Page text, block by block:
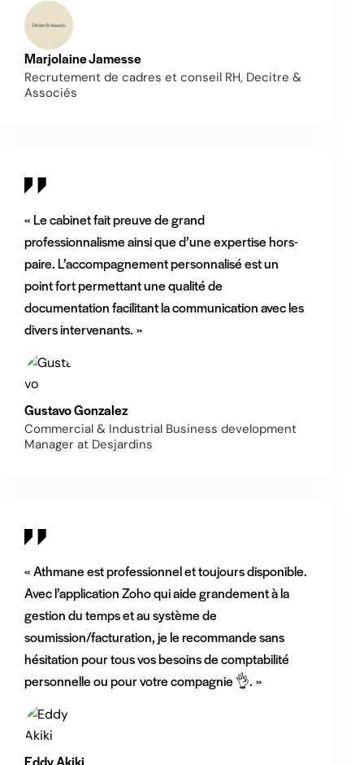
Marjolaine Jamesse
Recrutement de cadres et conseil RH, Decitre &
Associés
« Le cabinet fait preuve de grand
professionnalisme ainsi que d’une expertise hors-
paire. L’accompagnement personnalisé est un
point fort permettant une qualité de
documentation facilitant la communication avec les
divers intervenants. »
Gustavo Gonzalez
Commercial & Industrial Business development
Manager at Desjardins
« Athmane est professionnel et toujours disponible.
Avec l’application Zoho qui aide grandement à la
gestion du temps et au système de
soumission/facturation, je le recommande sans
hésitation pour tous vos besoins de comptabilité
personnelle ou pour votre compagnie 👌. »